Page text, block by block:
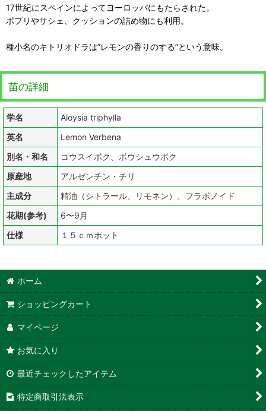
17世紀にスペインによってヨーロッパにもたらされた。
ポプリやサシェ、クッションの詰め物にも利用。
種小名のキトリオドラは”レモンの香りのする”という意味。
苗の詳細
学名
Aloysia triphylla
英名
Lemon Verbena
別名・和名
コウスイボク、ボウシュウボク
原産地
アルゼンチン・チリ
主成分
精油（シトラール、リモネン）、フラボノイド
花期(参考)
6〜9月
仕様
１５ｃｍポット
ホーム
ショッピングカート
マイページ
お気に入り
最近チェックしたアイテム
特定商取引法表示